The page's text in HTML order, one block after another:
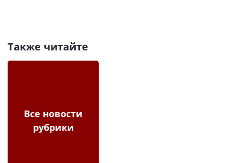
Также читайте
Все новости
рубрики